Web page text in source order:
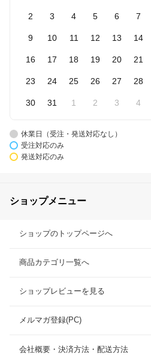
2 3 4 5 6 7
9 10 11 12 13 14
16 17 18 19 20 21
23 24 25 26 27 28
30 31 1 2 3 4
休業日（受注・発送対応なし）
受注対応のみ
発送対応のみ
ショップメニュー
ショップのトップページへ
商品カテゴリ一覧へ
ショップレビューを見る
メルマガ登録(PC)
会社概要・決済方法・配送方法